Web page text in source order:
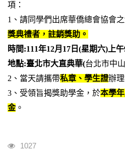
項：
1 、請同學們出席華僑總會協會
獎典禮者，註銷獎助。
時間:111年12月17日(星期六)上
地點:臺北市大直典華(台北市中
2 、當天請攜帶私章、學生證辦
3 、受領旨揭獎助學金，於本學
金。
瀏覽人次
1027